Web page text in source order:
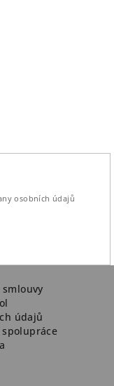
osobních údajů
údajů
spolupráce